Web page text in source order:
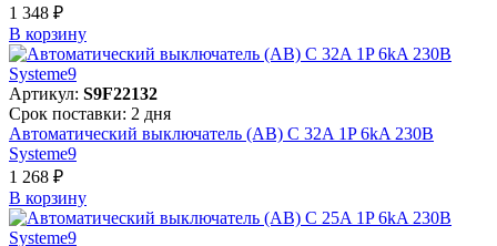
1 348 ₽
В корзинy
Артикул: S9F22132
Срок поставки: 2 дня
Автоматический выключатель (АВ) C 32A 1P 6kA 230В
Systeme9
1 268 ₽
В корзинy